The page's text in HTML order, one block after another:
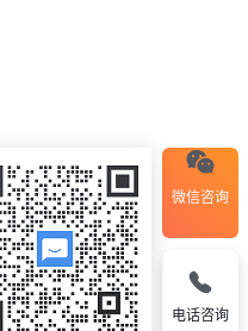
微信咨询
电话咨询